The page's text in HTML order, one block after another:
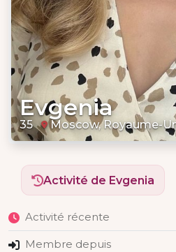
Evgenia
35 Moscow, Royaume-
Activité de Evgenia
Activité récente
Membre depuis